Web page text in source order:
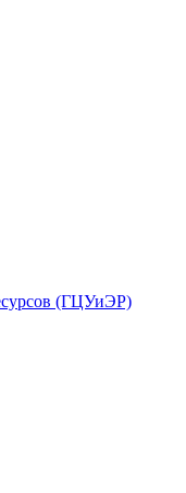
(ГЦУиЭР)